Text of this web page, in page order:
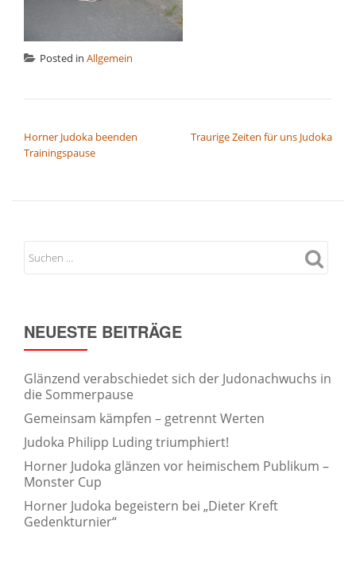
Posted in Allgemein
Horner Judoka beenden
Trainingspause
Traurige Zeiten für uns Judoka
NEUESTE BEITRÄGE
Glänzend verabschiedet sich der Judonachwuchs in
die Sommerpause
Gemeinsam kämpfen – getrennt Werten
Judoka Philipp Luding triumphiert!
Horner Judoka glänzen vor heimischem Publikum –
Monster Cup
Horner Judoka begeistern bei „Dieter Kreft
Gedenkturnier“